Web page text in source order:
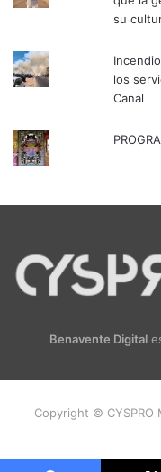
su
los
Canal
Benavente Digital
Copyright © CYSPRO